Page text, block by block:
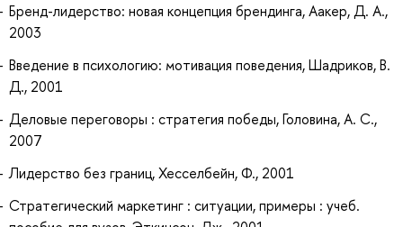
Бренд-лидерство: новая концепция брендинга, Аакер, Д. А.,
2003
Введение в психологию: мотивация поведения, Шадриков, В.
Д., 2001
Деловые переговоры : стратегия победы, Головина, А. С.,
2007
Лидерство без границ, Хесселбейн, Ф., 2001
Стратегический маркетинг : ситуации, примеры : учеб.